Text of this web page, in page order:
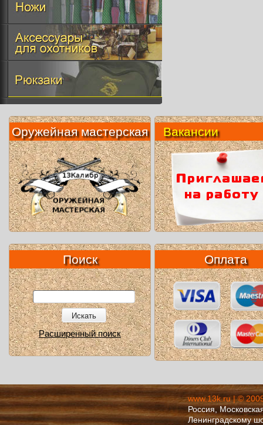
Оружейная мастерская Вакансии
Поиск
Искать
Расширенный поиск
Оплата
www.13k.ru | ©
Россия,
Ленинградскому